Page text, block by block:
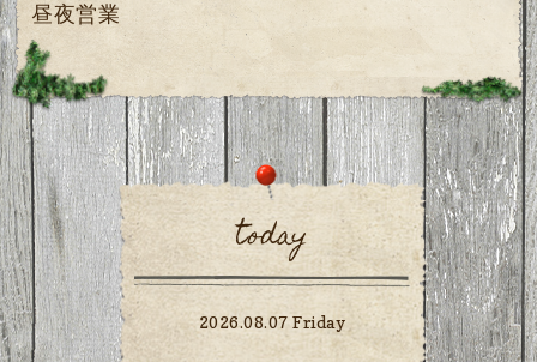
昼夜営業
today
2026.08.07 Friday